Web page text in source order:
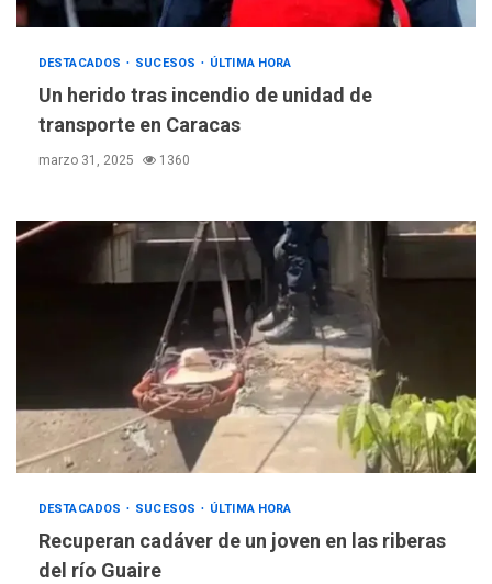
DESTACADOS SUCESOS ÚLTIMA HORA
Un herido tras incendio de unidad de
transporte en Caracas
marzo 31, 2025 1360
DESTACADOS SUCESOS ÚLTIMA HORA
Recuperan cadáver de un joven en las riberas
del río Guaire